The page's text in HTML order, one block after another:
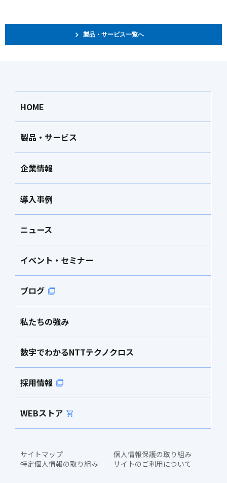
製品・サービス一覧へ
HOME
製品・サービス
企業情報
導入事例
ニュース
イベント・セミナー
ブログ
私たちの強み
数字でわかるNTTテクノクロス
採用情報
WEBストア
サイトマップ
個人情報保護の取り組み
特定個人情報の取り組み
サイトのご利用について